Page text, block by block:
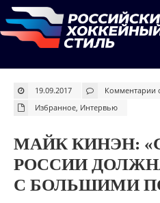
19.09.2017 Комментарии к
с
Избранное, Интервью
МАЙК КИНЭН:
РОССИИ
С БОЛЬШИМИ